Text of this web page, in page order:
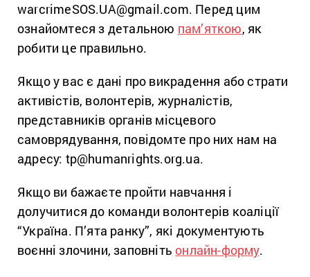
warcrimeSOS.UA@gmail.com. Перед цим
ознайомтеся з детальною пам’яткою, як
робити це правильно.
Якщо у вас є дані про викрадення або страти
активістів, волонтерів, журналістів,
представників органів місцевого
самоврядування, повідомте про них нам на
адресу: tp@humanrights.org.ua.
Якщо ви бажаєте пройти навчання і
долучитися до команди волонтерів коаліції
“Україна. П’ята ранку”, які документують
воєнні злочини, заповніть онлайн-форму.